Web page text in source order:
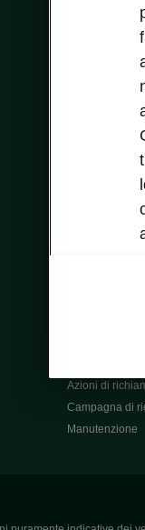
Usato Škoda
Cataloghi e listini
Richiedi
Richiedi Test
Post-vendita
Škoda
Azioni di
Campagna di
Manutenzione